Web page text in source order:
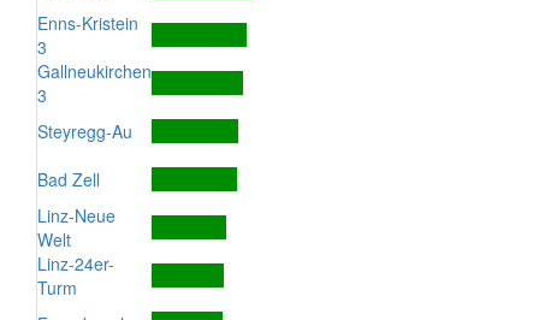
Enns-Kristein
3
Gallneukirchen
3
Steyregg-Au
Bad Zell
Linz-Neue
Welt
Linz-24er-
Turm